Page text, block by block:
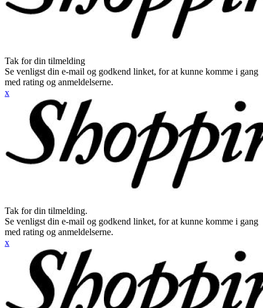
Tak for din tilmelding
Se venligst din e-mail og godkend linket, for at kunne komme i gang
med rating og anmeldelserne.
x
Tak for din tilmelding.
Se venligst din e-mail og godkend linket, for at kunne komme i gang
med rating og anmeldelserne.
x